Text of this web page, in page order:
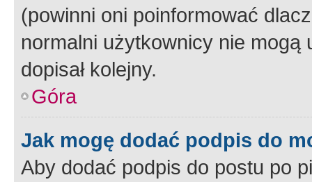
(powinni oni poinformować
normalni użytkownicy nie
dopisał kolejny.
Góra
Jak mogę dodać podpis do
Aby dodać podpis do postu po